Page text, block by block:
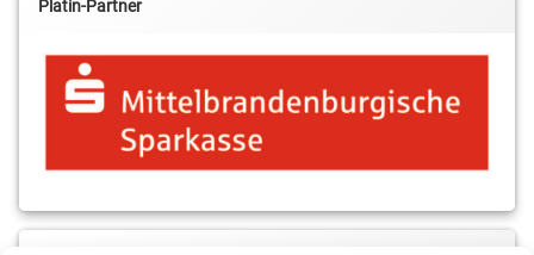
Platin-Partner